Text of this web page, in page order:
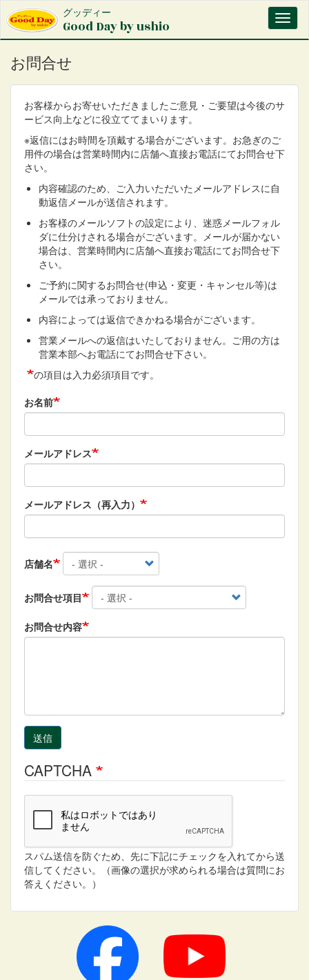
イ
グッディー
Good Day by ushio
お問合せ
お客様からお寄せいただきましたご意見・ご要望は今後のサ
ービス向上などに役立ててまいります。
※返信にはお時間を頂戴する場合がございます。お急ぎのご
用件の場合は営業時間内に店舗へ直接お電話にてお問合せ下
さい。
内容確認のため、ご入力いただいたメールアドレスに自
動返信メールが送信されます。
お客様のメールソフトの設定により、迷惑メールフォル
ダに仕分けされる場合がございます。メールが届かない
場合は、営業時間内に店舗へ直接お電話にてお問合せ下
さい。
ご予約に関するお問合せ(申込・変更・キャンセル等)は
メールでは承っておりません。
内容によっては返信できかねる場合がございます。
営業メールへの返信はいたしておりません。ご用の方は
営業本部へお電話にてお問合せ下さい。
の項目は入力必須項目です。
お名前
メールアドレス
メールアドレス（再入力）
店舗名
お問合せ項目
お問合せ内容
送信
CAPTCHA
スパム送信を防ぐため、先に下記にチェックを入れてから送
信してください。（画像の選択が求められる場合は質問にお
答えください。）